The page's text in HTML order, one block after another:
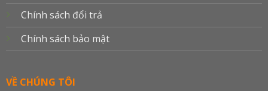
Chính sách đổi trả
Chính sách bảo mật
VỀ CHÚNG TÔI